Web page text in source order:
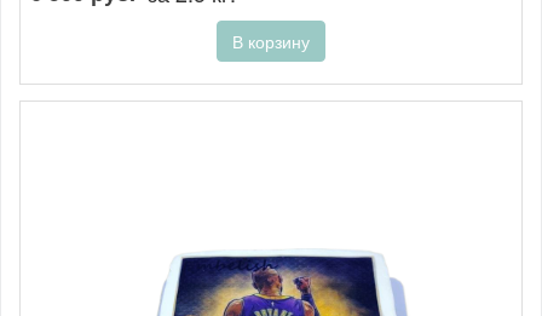
В корзину